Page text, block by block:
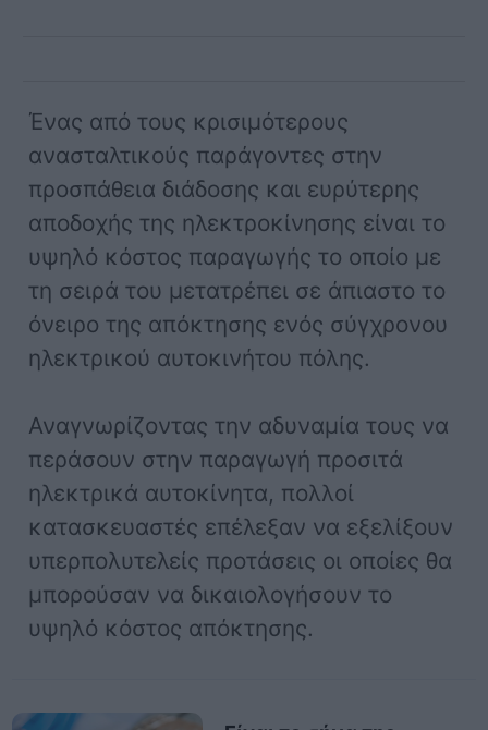
Ένας από τους κρισιμότερους
ανασταλτικούς παράγοντες στην
προσπάθεια διάδοσης και ευρύτερης
αποδοχής της ηλεκτροκίνησης είναι το
υψηλό κόστος παραγωγής το οποίο με
τη σειρά του μετατρέπει σε άπιαστο το
όνειρο της απόκτησης ενός σύγχρονου
ηλεκτρικού αυτοκινήτου πόλης.
Αναγνωρίζοντας την αδυναμία τους να
περάσουν στην παραγωγή προσιτά
ηλεκτρικά αυτοκίνητα, πολλοί
κατασκευαστές επέλεξαν να εξελίξουν
υπερπολυτελείς προτάσεις οι οποίες θα
μπορούσαν να δικαιολογήσουν το
υψηλό κόστος απόκτησης.